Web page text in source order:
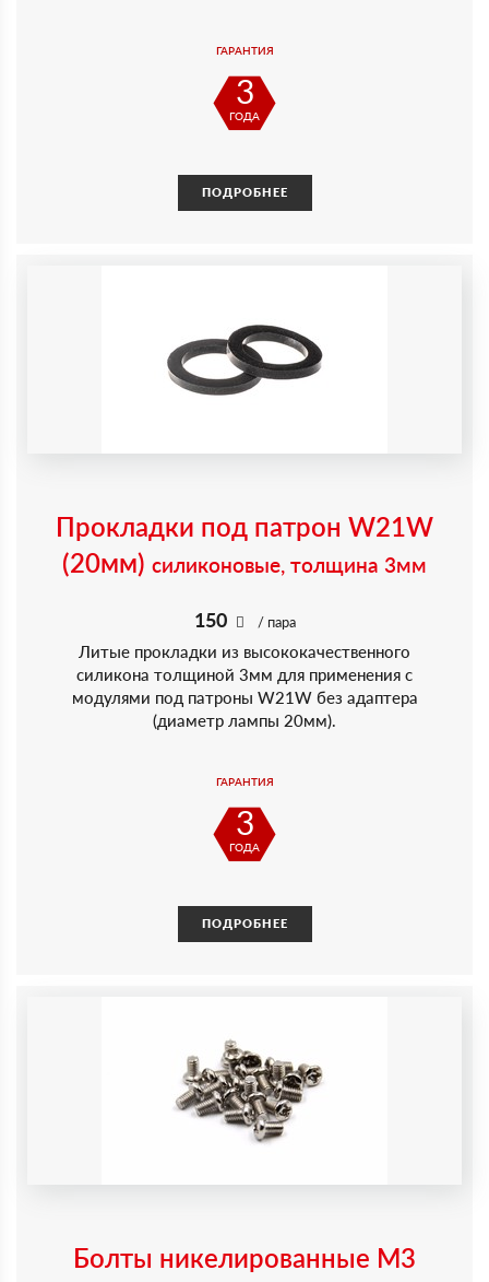
ГАРАНТИЯ
3
ГОДА
ПОДРОБНЕЕ
Прокладки под патрон W21W
(20мм) силиконовые, толщина 3мм
150 / пара
Литые прокладки из высококачественного
силикона толщиной 3мм для применения с
модулями под патроны W21W без адаптера
(диаметр лампы 20мм).
ГАРАНТИЯ
3
ГОДА
ПОДРОБНЕЕ
Болты никелированные М3